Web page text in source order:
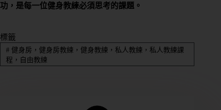
功，是每一位健身教練必須思考的課題。
標籤
#健身房，健身房教練，健身教練，私人教練，私人教練課
程，自由教練
人
／
教